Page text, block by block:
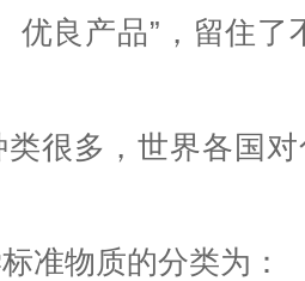
优良产品”，留住
很多，世界各国
准物质的分类为：